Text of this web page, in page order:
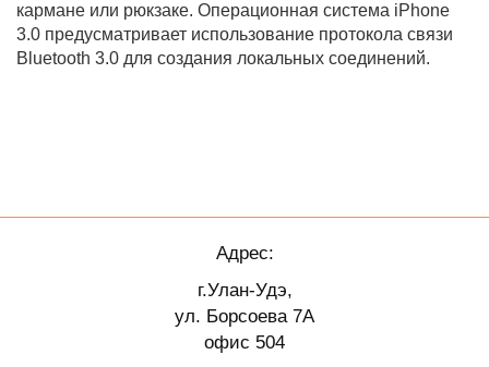
кармане или рюкзаке. Операционная система iPhone
3.0 предусматривает использование протокола связи
Bluetooth 3.0 для создания локальных соединений.
Адрес:
г.Улан-Удэ,
ул. Борсоева 7А
офис 504